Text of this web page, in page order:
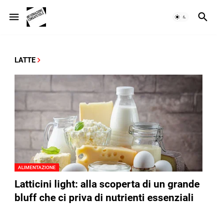
LATTE
ALIMENTAZIONE
Latticini light: alla scoperta di un grande
bluff che ci priva di nutrienti essenziali